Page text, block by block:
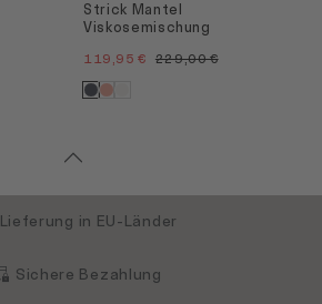
Strick Mantel
Viskosemischung
119,95 € 229,00 €
Lieferung in EU-Länder
Sichere Bezahlung